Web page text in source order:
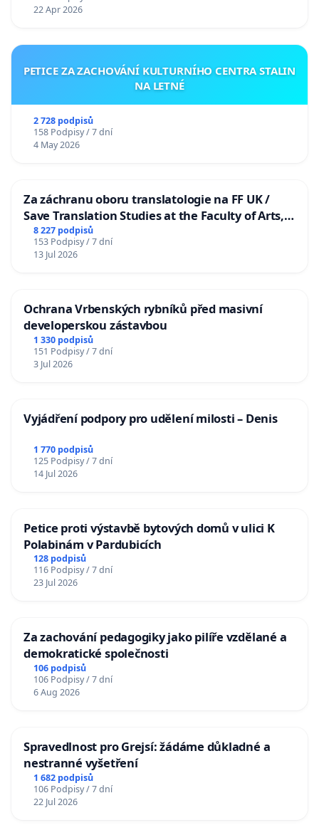
22 Apr 2026
PETICE ZA ZACHOVÁNÍ KULTURNÍHO CENTRA STALIN
NA LETNÉ
2 728 podpisů
158 Podpisy / 7 dní
4 May 2026
Za záchranu oboru translatologie na FF UK /
Save Translation Studies at the Faculty of Arts,
Charles University
8 227 podpisů
153 Podpisy / 7 dní
13 Jul 2026
Ochrana Vrbenských rybníků před masivní
developerskou zástavbou
1 330 podpisů
151 Podpisy / 7 dní
3 Jul 2026
Vyjádření podpory pro udělení milosti – Denis
1 770 podpisů
125 Podpisy / 7 dní
14 Jul 2026
Petice proti výstavbě bytových domů v ulici K
Polabinám v Pardubicích
128 podpisů
116 Podpisy / 7 dní
23 Jul 2026
Za zachování pedagogiky jako pilíře vzdělané a
demokratické společnosti
106 podpisů
106 Podpisy / 7 dní
6 Aug 2026
Spravedlnost pro Grejsí: žádáme důkladné a
nestranné vyšetření
1 682 podpisů
106 Podpisy / 7 dní
22 Jul 2026